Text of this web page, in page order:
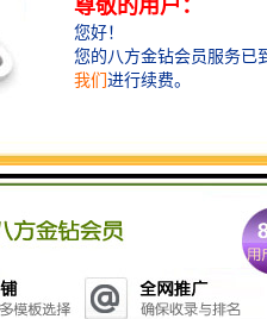
局核名有什么条件？或者
企业？
上。没有其他需要的条件
小红科技有限公司
②纯内资无行政区域无行
公司，注册资金1亿以上。
以上。